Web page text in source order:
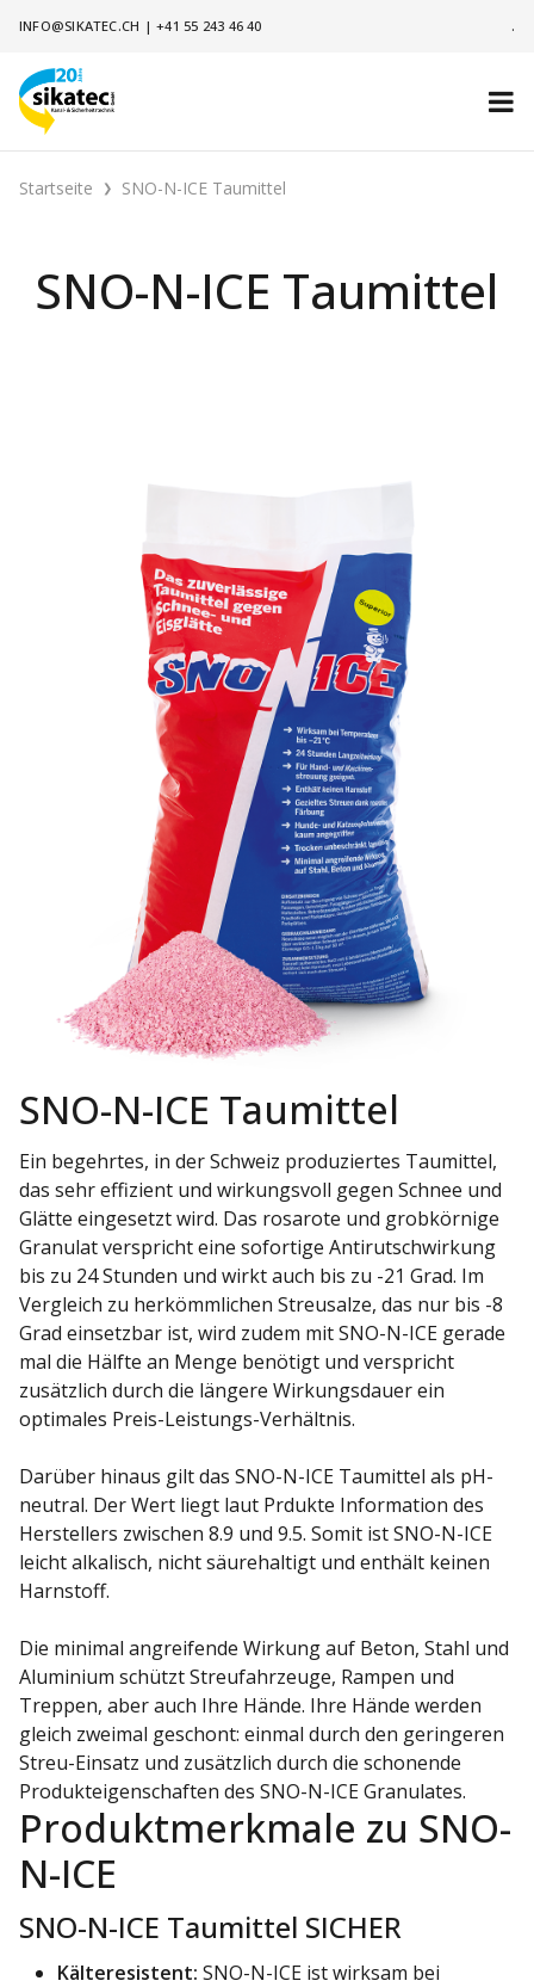
INFO@SIKATEC.CH |+41 55 243 46 40 .
Startseite SNO-N-ICE Taumittel
SNO-N-ICE Taumittel
SNO-N-ICE Taumittel
Ein begehrtes, in der Schweiz produziertes Taumittel,
das sehr effizient und wirkungsvoll gegen Schnee und
Glätte eingesetzt wird. Das rosarote und grobkörnige
Granulat verspricht eine sofortige Antirutschwirkung
bis zu 24 Stunden und wirkt auch bis zu -21 Grad. Im
Vergleich zu herkömmlichen Streusalze, das nur bis -8
Grad einsetzbar ist, wird zudem mit SNO-N-ICE gerade
mal die Hälfte an Menge benötigt und verspricht
zusätzlich durch die längere Wirkungsdauer ein
optimales Preis-Leistungs-Verhältnis.
Darüber hinaus gilt das SNO-N-ICE Taumittel als pH-
neutral. Der Wert liegt laut Prdukte Information des
Herstellers zwischen 8.9 und 9.5. Somit ist SNO-N-ICE
leicht alkalisch, nicht säurehaltigt und enthält keinen
Harnstoff.
Die minimal angreifende Wirkung auf Beton, Stahl und
Aluminium schützt Streufahrzeuge, Rampen und
Treppen, aber auch Ihre Hände. Ihre Hände werden
gleich zweimal geschont: einmal durch den geringeren
Streu-Einsatz und zusätzlich durch die schonende
Produkteigenschaften des SNO-N-ICE Granulates.
Produktmerkmale zu SNO-
N-ICE
SNO-N-ICE Taumittel SICHER
Kälteresistent: SNO-N-ICE ist wirksam bei